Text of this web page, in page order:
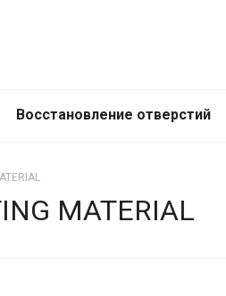
Восстановление отверстий
MATERIAL